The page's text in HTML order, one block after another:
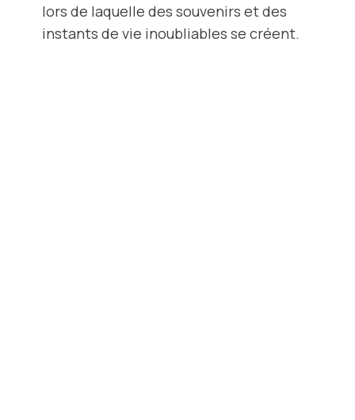
lors de laquelle des souvenirs et des
instants de vie inoubliables se créent.